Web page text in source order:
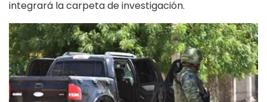
integrará la carpeta de investigación.